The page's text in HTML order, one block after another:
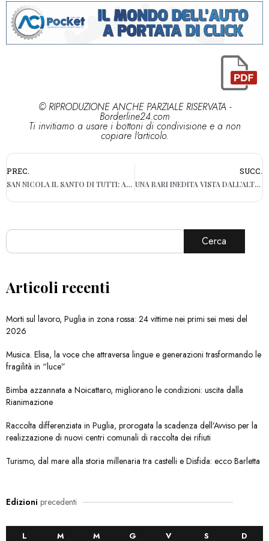
© RIPRODUZIONE ANCHE PARZIALE RISERVATA -
Borderline24.com
Ti invitiamo a usare i bottoni di condivisione e a non
copiare l'articolo.
PREC.
SAN NICOLA IL SANTO DI TUTTI: ANCHE LA COMUNITÀ ROMENA IN CORTEO PER LE VIE DEL CENTRO DI BARI
SUCC.
UNA BARI INEDITA VISTA DALL’ALTO: LA FOTO SCATTATA DALLE FRECCE TRICOLORI
Cerca
Articoli recenti
Morti sul lavoro, Puglia in zona rossa: 24 vittime nei primi sei mesi del
2026
Musica. Elisa, la voce che attraversa lingue e generazioni trasformando le
fragilità in “luce”
Bimba azzannata a Noicattaro, migliorano le condizioni: uscita dalla
Rianimazione
Raccolta differenziata in Puglia, prorogata la scadenza dell’Avviso per la
realizzazione di nuovi centri comunali di raccolta dei rifiuti
Turismo, dal mare alla storia millenaria tra castelli e Disfida: ecco Barletta
Edizioni precedenti
L M M G V S D